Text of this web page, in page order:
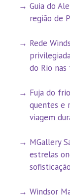
Guia do
região de
Rede
do Rio
Fuja do
quentes e
viagem
MGallery
estrelas
Windsor